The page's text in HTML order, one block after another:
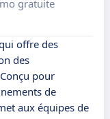
gratuite
offre des
des
pour
de
aux équipes de